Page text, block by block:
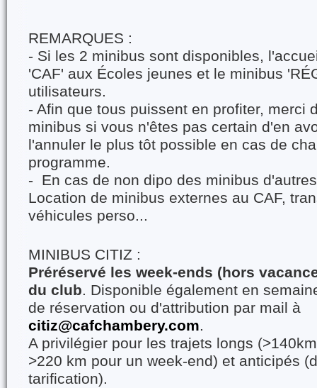
REMARQUES :
- Si les 2 minibus sont disponibles,
'CAF' aux Écoles jeunes et le minibus
utilisateurs.
- Afin que tous puissent en profiter, merci
minibus si vous n'êtes pas certain d'en
l'annuler le plus tôt possible en cas de
programme.
- En cas de non dipo des minibus
Location de minibus externes au CAF,
véhicules perso...
MINIBUS CITIZ :
Préréservé les week-ends (hors
du club. Disponible également en
de réservation ou d'attribution par mail à
citiz@cafchambery.com.
A privilégier pour les trajets longs
>220 km pour un week-end) et anticipés
tarification).